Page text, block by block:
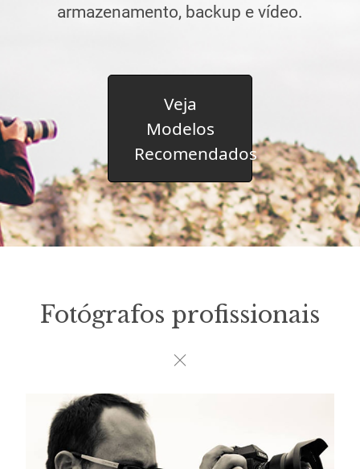
armazenamento, backup e vídeo.
Veja
Modelos
Recomendados
Fotógrafos profissionais